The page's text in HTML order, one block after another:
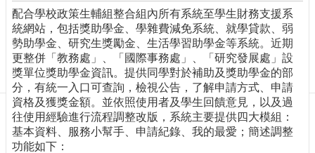
中
首
頁
聯
絡
資
訊
訂
閱/
配合學校政策生輔組整合組內所有系統至學生財務支援系
統網站，包括獎助學金、學雜費減免系統、就學貸款、弱
勢助學金、研究生獎勵金、生活學習助學金等系統。近期
更整併「教務處」、「國際事務處」、「研究發展處」設
獎單位獎助學金資訊。提供同學對於補助及獎助學金的部
分，有統一入口可查詢，檢視公告，了解申請方式、申請
資格及獲獎金額。並依照使用者及學生回饋意見，以及過
往使用經驗進行流程調整改版，系統主要提供四大模組：
基本資料、服務小幫手、申請紀錄、我的最愛；簡述調整
功能如下：